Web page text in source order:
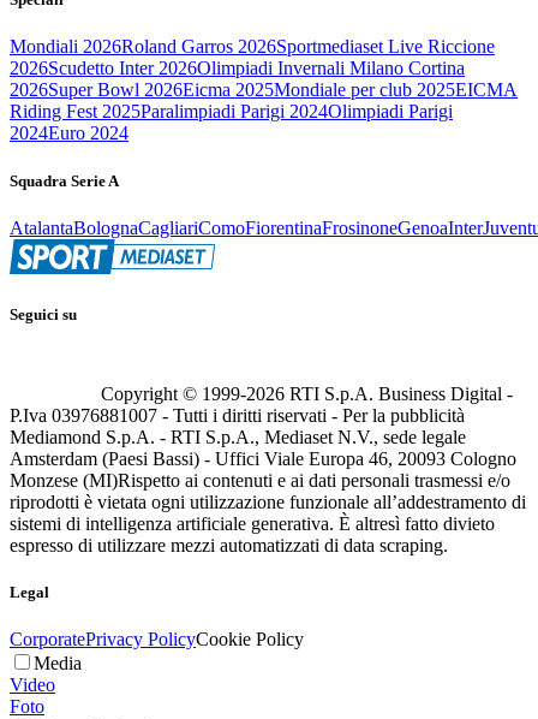
Mondiali 2026Roland Garros 2026Sportmediaset Live Riccione
2026Scudetto Inter 2026Olimpiadi Invernali Milano Cortina
2026Super Bowl 2026Eicma 2025Mondiale per club 2025EICMA
Riding Fest 2025Paralimpiadi Parigi 2024Olimpiadi Parigi
2024Euro 2024
Squadra Serie A
AtalantaBolognaCagliariComoFiorentinaFrosinoneGenoaInter
Seguici su
Copyright © 1999-2026 RTI S.p.A. Business Digital -
P.Iva 03976881007 - Tutti i diritti riservati - Per la pubblicità
Mediamond S.p.A. - RTI S.p.A., Mediaset N.V., sede legale
Amsterdam (Paesi Bassi) - Uffici Viale Europa 46, 20093 Cologno
Monzese (MI)Rispetto ai contenuti e ai dati personali trasmessi e/o
riprodotti è vietata ogni utilizzazione funzionale all’addestramento di
sistemi di intelligenza artificiale generativa. È altresì fatto divieto
espresso di utilizzare mezzi automatizzati di data scraping.
Legal
CorporatePrivacy PolicyCookie Policy
Media
Video
Foto